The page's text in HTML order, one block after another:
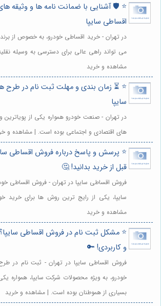
⭐️ 🛡️ آشنایی با ضمانت نامه ها و وثیقه
اقساطی سایپا
در تهران - خرید اقساطی خودرو، به خصوص از
می تواند راهی عالی برای دسترسی به وسیله
مشاهده و خرید
⭐️ ⏳ زمان بندی و مهلت ثبت نام در
سایپا
در تهران - صنعت خودرو همواره یکی از
های اقتصادی و اجتماعی بوده است. | مشاهده و
⭐️ پرسش و پاسخ درباره فروش اقساطی
قبل از خرید بدانید! 🤔
فروش اقساطی سایپا در تهران - فروش اقساطی
سایپا، یکی از رایج ترین روش ها برای خرید
مشاهده و خرید
⭐️ مشکل ثبت نام در فروش اقساطی
و کاربردی! 🔑
فروش اقساطی سایپا در تهران - ثبت نام در
خودرو، به ویژه محصولات شرکت سایپا، همواره
بسیاری از هموطنان بوده است. | مشاهده و خرید